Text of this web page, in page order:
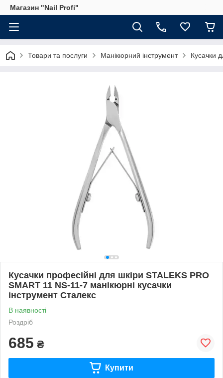
Магазин "Nail Profi"
Товари та послуги Манікюрний інструмент Кусачки
Кусачки професійні для шкіри STALEKS PRO
SMART 11 NS-11-7 манікюрні кусачки
інструмент Сталекc
В наявності
Роздріб
685 ₴
Купити